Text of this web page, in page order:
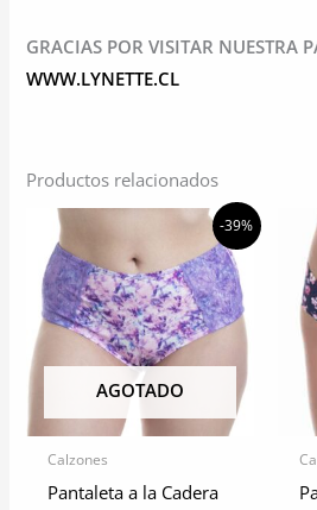
GRACIAS POR VISITAR NUESTRA
WWW.LYNETTE.CL
Productos relacionados
-39%
AGOTADO
Calzones
Pantaleta a la Cadera